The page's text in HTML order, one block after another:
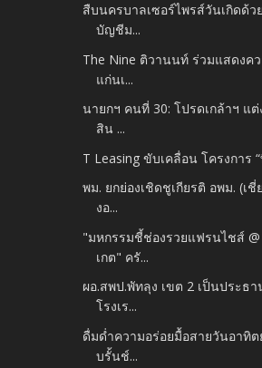
สืบนครบาลเซอร์ไพรส์วันเกิดด้ว
บัญชีม...
The Nine ติวานนท์ ร่วมแสดงค
แก่นเ...
นายกฯ คนที่ 30: โปรดเกล้าฯ แต่
สิน ...
T Leasing ขับเคลื่อน โครงการ
พม. ยกย่องเชิดชูเกียรติ อพม. (เ
งอ...
"มหกรรมชี้ช่องรวยแฟรนไชส์
เกต" ครั...
ผอ.สพป.พัทลุง เขต 2 เป็นประธ
โรงเร...
ดื่มด่ำความอร่อยมื้อสายวันอาทิ
บรั้นช์...